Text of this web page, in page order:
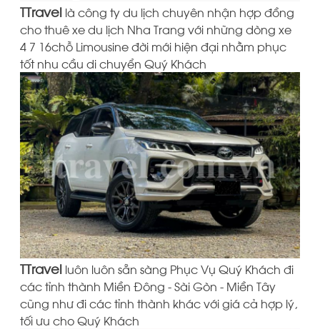
TTravel là công ty du lịch chuyên nhận hợp đồng
cho thuê xe du lịch Nha Trang với những dòng xe
4 7 16chỗ Limousine đời mới hiện đại nhằm phục
tốt nhu cầu di chuyển Quý Khách
TTravel luôn luôn sẵn sàng Phục Vụ Quý Khách đi
các tỉnh thành Miền Đông - Sài Gòn - Miền Tây
cũng như đi các tỉnh thành khác với giá cả hợp lý,
tối ưu cho Quý Khách